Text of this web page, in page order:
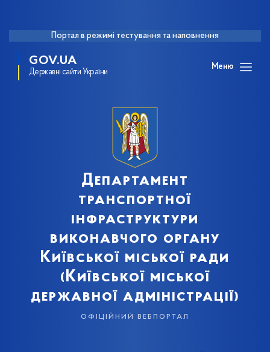
Портал в режимі тестування та наповнення
GOV.UA
Державні сайти України
Меню
Департамент
транспортної
інфраструктури
виконавчого органу
Київської міської ради
(Київської міської
державної адміністрації)
офіційний вебпортал